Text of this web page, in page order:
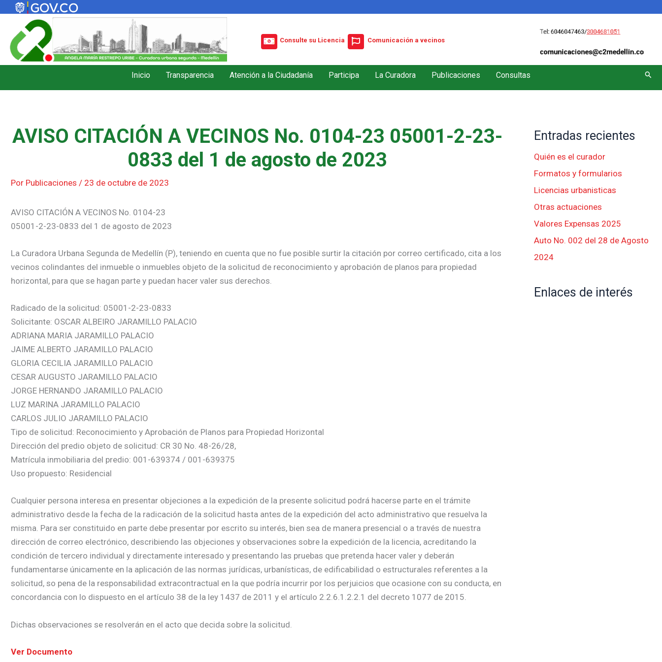
contenido
Consulte su Licencia Comunicación a vecinos
Inicio Transparencia Atención a la Ciudadanía Participa La Curadora Publicaciones Consultas
AVISO CITACIÓN A VECINOS No. 0104-23 05001-2-23-
0833 del 1 de agosto de 2023
Por Publicaciones / 23 de octubre de 2023
AVISO CITACIÓN A VECINOS No. 0104-23
05001-2-23-0833 del 1 de agosto de 2023
La Curadora Urbana Segunda de Medellín (P), teniendo en cuenta que no fue posible surtir la citación por correo certificado, cita a los
vecinos colindantes del inmueble o inmuebles objeto de la solicitud de reconocimiento y aprobación de planos para propiedad
horizontal, para que se hagan parte y puedan hacer valer sus derechos.
Radicado de la solicitud: 05001-2-23-0833
Solicitante: OSCAR ALBEIRO JARAMILLO PALACIO
ADRIANA MARIA JARAMILLO PALACIO
JAIME ALBERTO JARAMILLO PALACIO
GLORIA CECILIA JARAMILLO PALACIO
CESAR AUGUSTO JARAMILLO PALACIO
JORGE HERNANDO JARAMILLO PALACIO
LUZ MARINA JARAMILLO PALACIO
CARLOS JULIO JARAMILLO PALACIO
Tipo de solicitud: Reconocimiento y Aprobación de Planos para Propiedad Horizontal
Dirección del predio objeto de solicitud: CR 30 No. 48-26/28,
Matrícula inmobiliaria del predio: 001-639374 / 001-639375
Uso propuesto: Residencial
Cualquier persona interesa en presentar objeciones a la expedición de la presente solicitud podrá hacerse parte en el trámite
administrativo desde la fecha de la radicación de la solicitud hasta antes de la expedición del acto administrativo que resuelva la
misma. Para ser constituido en parte debe presentar por escrito su interés, bien sea de manera presencial o a través de nuestra
dirección de correo electrónico, describiendo las objeciones y observaciones sobre la expedición de la licencia, acreditando la
condición de tercero individual y directamente interesado y presentando las pruebas que pretenda hacer valer y deberán
fundamentarse únicamente en la aplicación de las normas jurídicas, urbanísticas, de edificabilidad o estructurales referentes a la
solicitud, so pena de la responsabilidad extracontractual en la que podría incurrir por los perjuicios que ocasione con su conducta, en
concordancia con lo dispuesto en el artículo 38 de la ley 1437 de 2011 y el artículo 2.2.6.1.2.2.1 del decreto 1077 de 2015.
Dichas observaciones se resolverán en el acto que decida sobre la solicitud.
Ver Documento
Entradas recientes
Quién es el curador
Formatos y formularios
Licencias urbanisticas
Otras actuaciones
Valores Expensas 2025
Auto No. 002 del 28 de Agosto
2024
Enlaces de interés